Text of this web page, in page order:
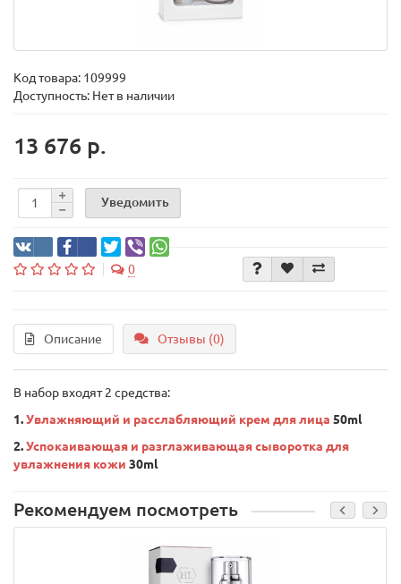
Код товара: 109999
Доступность: Нет в наличии
13 676 р.
Уведомить
0
Описание Отзывы (0)
В набор входят 2 средства:
1.Увлажняющий и расслабляющий крем для лица 50ml
2.Успокаивающая и разглаживающая сыворотка для
увлажнения кожи 30ml
Рекомендуем посмотреть